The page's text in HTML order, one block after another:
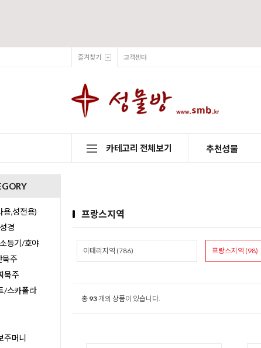
즐겨찾기 고객센터
카테고리 전체보기 추천성물
용,성전용)
경
등기/호야
주
묵주
/스카폴라
주머니
프랑스지역
이태리지역 (786) 프랑스지역 (98)
총 93 개의 상품이 있습니다.